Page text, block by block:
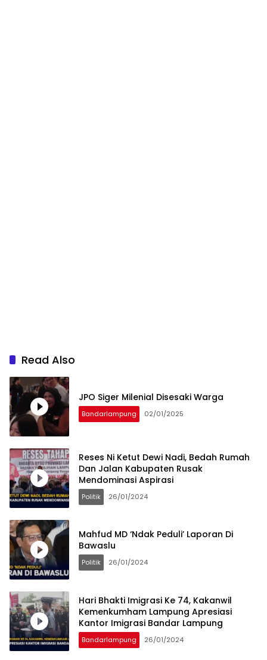
Read Also
JPO Siger Milenial Disesaki Warga
Bandarlampung 02/01/2025
Reses Ni Ketut Dewi Nadi, Bedah Rumah
Dan Jalan Kabupaten Rusak
Mendominasi Aspirasi
Politik 26/01/2024
Mahfud MD ‘Ndak Peduli’ Laporan Di
Bawaslu
Politik 26/01/2024
Hari Bhakti Imigrasi Ke 74, Kakanwil
Kemenkumham Lampung Apresiasi
Kantor Imigrasi Bandar Lampung
Bandarlampung 26/01/2024